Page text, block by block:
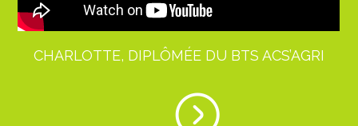
CHARLOTTE, DIPLÔMÉE DU BTS ACS’AGRI